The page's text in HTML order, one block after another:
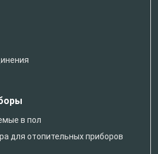
в пол
для отопительных приборов